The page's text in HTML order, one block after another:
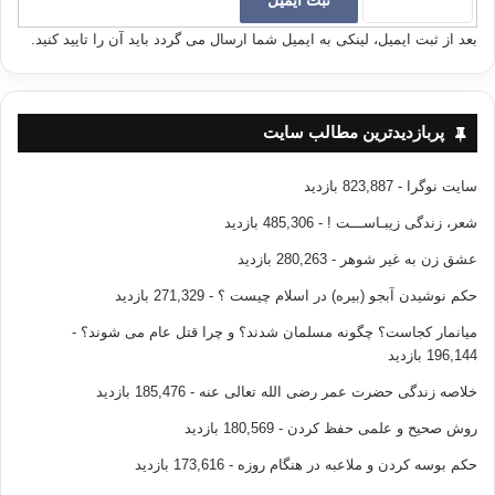
مي‌شد ) و امّا ( خدا چنين نكرد ) تا شما را در آنچه ( از شرائع ) به شما داده است
بيازمايد ( و فرمانبردار يزدان و سركش از فرمان منّان جدا و معلوم شود ) . پس (
فرصت را دريابيد و ) به سوي نيكيها بشتابيد ( و به جاي مشاجره در اختلافات به
مسابقه در خيرات بپردازيد و بدانيد كه ) جملگي بازگشتتان به سوي خدا خواهد
كردار خوب يا بد پاداش و پادافره خواهد داد ) . ‏»١
«‏ و ( به تو اي پيغمبر فرمان مي‌دهيم به اين كه ) در ميان آنان طبق چيزي حكم
كن كه خدا بر تو نازل كرده است ، و از اميال و آرزوهاي ايشان پيروي مكن ، و از
چيزهائي كه خدا بر تو نازل كرده است به دور و منحرف نكنند ( و احكامي را
پايمال هوي و هوس باطل خود نسازند ) . پس اگر ( از حكم خدا رويگردان شدند
گناهانشان ايشان را دچار بلا و مصيبت سازد ( و به عذاب دنيوي ، پيش از عذاب
اخروي گرفتار كند ) . بيگمان بسياري از مردم ( از احكام شريعت ) سرپيچي و
تمرّد مي‌كنند ( و از حدود قوانين الهي تخطّي مي‌نمايند ) . ‏»٢
« ‏ آيا ( آن فاسقان از پذيرش حكم تو بر طبق آنچه خدا نازل كرده است سرپيچي
مي‌كنند و ) جوياي حكم جاهليّت ( ناشي از هوي و هوس ) هستند ؟ آيا چه كسي
براي افراد معتقد بهتر از خدا حكم مي‌كند ؟ ‏»٣
بعد از ثبت ایمیل، لینکی به ایمیل شما ارسال می گردد باید آن را تایید کنید.
پربازدیدترین مطالب سایت
سایت نوگرا - 823,887 بازدید
شعر، زندگی زیبـاســـت ! - 485,306 بازدید
عشق زن به غیر شوهر - 280,263 بازدید
حکم نوشیدن آبجو (بیره) در اسلام چیست ؟ - 271,329 بازدید
میانمار کجاست؟ چگونه مسلمان شدند؟ و چرا قتل عام می شوند؟ -
196,144 بازدید
خلاصه زندگی حضرت عمر رضی الله تعالی عنه - 185,476 بازدید
روش صحیح و علمی حفظ کردن - 180,569 بازدید
حکم بوسه کردن و ملاعبه در هنگام روزه - 173,616 بازدید